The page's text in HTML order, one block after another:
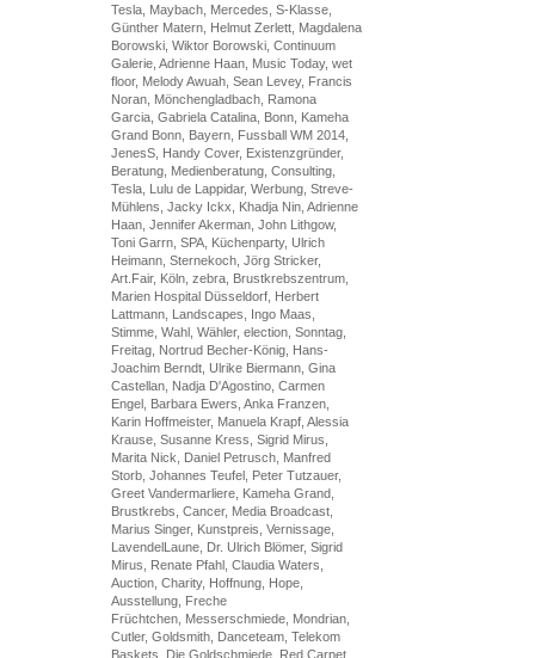
Tesla, Maybach, Mercedes, S-Klasse,
Günther Matern, Helmut Zerlett, Magdalena
Borowski, Wiktor Borowski, Continuum
Galerie, Adrienne Haan, Music Today, wet
floor, Melody Awuah, Sean Levey, Francis
Noran, Mönchengladbach, Ramona
Garcia, Gabriela Catalina, Bonn, Kameha
Grand Bonn, Bayern, Fussball WM 2014,
JenesS, Handy Cover, Existenzgründer,
Beratung, Medienberatung, Consulting,
Tesla, Lulu de Lappidar, Werbung, Streve-
Mühlens, Jacky Ickx, Khadja Nin, Adrienne
Haan, Jennifer Akerman, John Lithgow,
Toni Garrn, SPA, Küchenparty, Ulrich
Heimann, Sternekoch, Jörg Stricker,
Art.Fair, Köln, zebra, Brustkrebszentrum,
Marien Hospital Düsseldorf, Herbert
Lattmann, Landscapes, Ingo Maas,
Stimme, Wahl, Wähler, election, Sonntag,
Freitag, Nortrud Becher-König, Hans-
Joachim Berndt, Ulrike Biermann, Gina
Castellan, Nadja D'Agostino, Carmen
Engel, Barbara Ewers, Anka Franzen,
Karin Hoffmeister, Manuela Krapf, Alessia
Krause, Susanne Kress, Sigrid Mirus,
Marita Nick, Daniel Petrusch, Manfred
Storb, Johannes Teufel, Peter Tutzauer,
Greet Vandermarliere, Kameha Grand,
Brustkrebs, Cancer, Media Broadcast,
Marius Singer, Kunstpreis, Vernissage,
LavendelLaune, Dr. Ulrich Blömer, Sigrid
Mirus, Renate Pfahl, Claudia Waters,
Auction, Charity, Hoffnung, Hope,
Ausstellung, Freche
Früchtchen, Messerschmiede, Mondrian,
Cutler, Goldsmith, Danceteam, Telekom
Baskets, Die Goldschmiede, Red Carpet,